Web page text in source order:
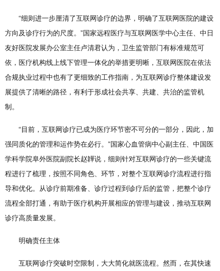
“细则进一步厘清了互联网诊疗的边界，明确了互联网医院的建设
方向及诊疗行为的尺度。”国家远程医疗与互联网医学中心主任、中日
友好医院发展办公室主任卢清君认为，卫生监管部门有标准规范可
依，医疗机构线上线下管理一体化的举措更明晰，互联网医院在依法
合规执业过程中也有了更细致的工作指南，为互联网诊疗整体建设发
展提供了清晰的路径，有利于形成社会共享、共建、共治的监管机
制。
“目前，互联网诊疗已成为医疗环节密不可分的一部分，因此，加
强同质化的管理和运作势在必行。”国家心血管病中心副主任、中国医
学科学院阜外医院副院长赵韡说，细则针对互联网诊疗的一些关键流
程进行了梳理，按照不同角色、环节，对整个互联网诊疗流程进行指
导和优化。从诊疗前期准备、诊疗过程到诊疗后的监管，把整个诊疗
流程全部打通，有助于医疗机构开展相应的管理与建设，推动互联网
诊疗高质量发展。
明确责任主体
互联网诊疗突破时空限制，大大简化就医流程。然而，在其快速